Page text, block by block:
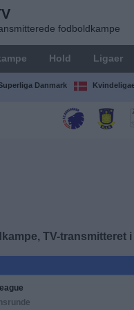
fodboldkampe
Hold Ligaer
Danmark
TV-transmitteret i